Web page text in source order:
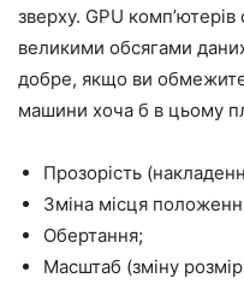
зверху. GPU
великими обсягами
добре, якщо ви
машини хоча б в цьому
Прозорість
Зміна місця
Обертання;
Масштаб (зміну